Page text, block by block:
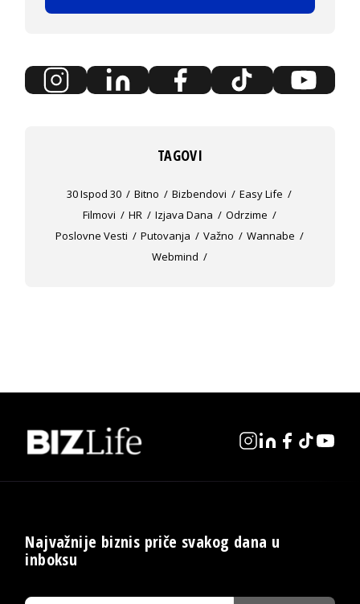
TAGOVI
30 Ispod 30 Bitno Bizbendovi
Easy Life
Filmovi
HR Izjava Dana
Odrzime
Poslovne Vesti
Putovanja Važno
Wannabe
Webmind
Najvažnije biznis priče svakog dana u
inboksu